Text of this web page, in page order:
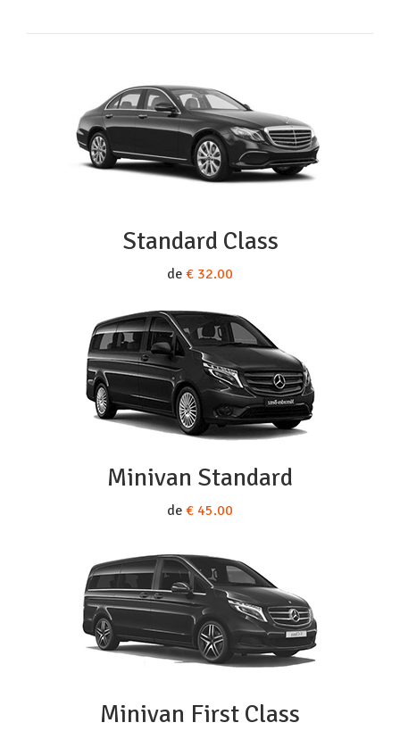
Standard Class
de € 32.00
Minivan Standard
de € 45.00
Minivan First Class